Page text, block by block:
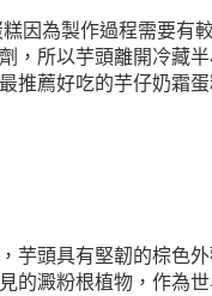
糕因為製作過程需要
，所以芋頭離開冷藏
推薦好吃的芋仔奶霜
芋頭具有堅韌的棕色
的澱粉根植物，作為